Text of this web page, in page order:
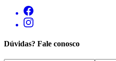
Dúvidas? Fale conosco